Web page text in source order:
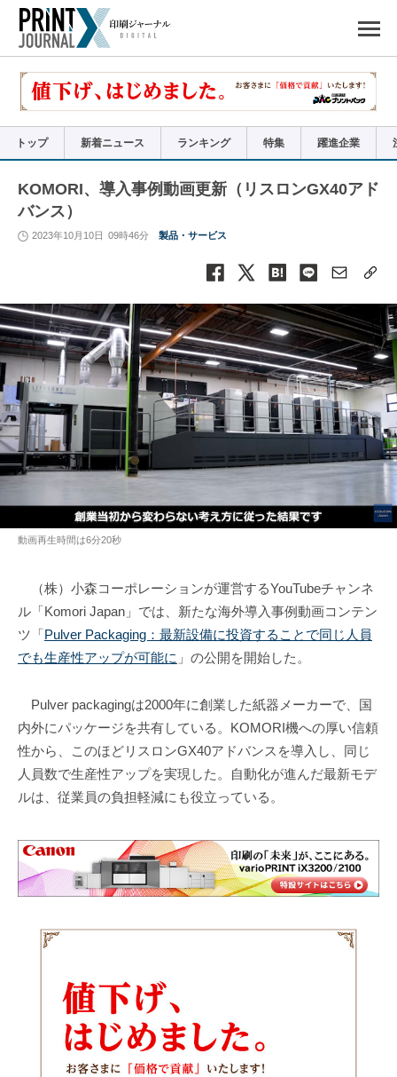
で
リ
トップ 新着ニュース ランキング 特集 躍進企業
KOMORI、導入事例動画更新（リスロンGX40アド
バンス）
2023年10月10日 09時46分 製品・サービス
動画再生時間は6分20秒
（株）小森コーポレーションが運営するYouTubeチャンネ
ル「Komori Japan」では、新たな海外導入事例動画コンテン
ツ「 Pulver Packaging：最新設備に投資することで同じ人員
でも生産性アップが可能に 」の公開を開始した。
Pulver packagingは2000年に創業した紙器メーカーで、国
内外にパッケージを共有している。KOMORI機への厚い信頼
性から、このほどリスロンGX40アドバンスを導入し、同じ
人員数で生産性アップを実現した。自動化が進んだ最新モデ
ルは、従業員の負担軽減にも役立っている。